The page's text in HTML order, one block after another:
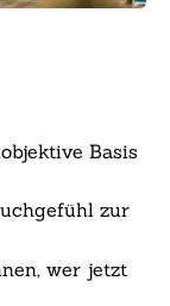
Basis
zur
wer jetzt